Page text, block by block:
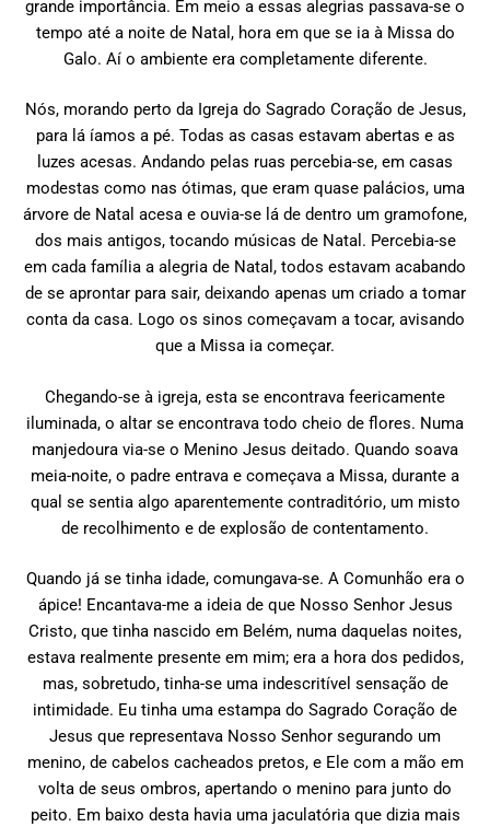
grande importância. Em meio a essas alegrias passava-se o
tempo até a noite de Natal, hora em que se ia à Missa do
Galo. Aí o ambiente era completamente diferente.
Nós, morando perto da Igreja do Sagrado Coração de Jesus,
para lá íamos a pé. Todas as casas estavam abertas e as
luzes acesas. Andando pelas ruas percebia-se, em casas
modestas como nas ótimas, que eram quase palácios, uma
árvore de Natal acesa e ouvia-se lá de dentro um gramofone,
dos mais antigos, tocando músicas de Natal. Percebia-se
em cada família a alegria de Natal, todos estavam acabando
de se aprontar para sair, deixando apenas um criado a tomar
conta da casa. Logo os sinos começavam a tocar, avisando
que a Missa ia começar.
Chegando-se à igreja, esta se encontrava feericamente
iluminada, o altar se encontrava todo cheio de flores. Numa
manjedoura via-se o Menino Jesus deitado. Quando soava
meia-noite, o padre entrava e começava a Missa, durante a
qual se sentia algo aparentemente contraditório, um misto
de recolhimento e de explosão de contentamento.
Quando já se tinha idade, comungava-se. A Comunhão era o
ápice! Encantava-me a ideia de que Nosso Senhor Jesus
Cristo, que tinha nascido em Belém, numa daquelas noites,
estava realmente presente em mim; era a hora dos pedidos,
mas, sobretudo, tinha-se uma indescritível sensação de
intimidade. Eu tinha uma estampa do Sagrado Coração de
Jesus que representava Nosso Senhor segurando um
menino, de cabelos cacheados pretos, e Ele com a mão em
volta de seus ombros, apertando o menino para junto do
peito. Em baixo desta havia uma jaculatória que dizia mais